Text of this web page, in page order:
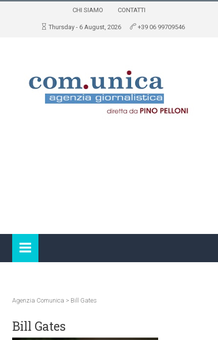
CHI SIAMO CONTATTI
Thursday - 6 August, 2026 +39 06 99709546
Agenzia Comunica > Bill Gates
Bill Gates